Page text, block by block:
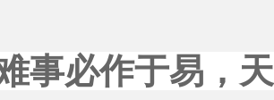
事必作于易，